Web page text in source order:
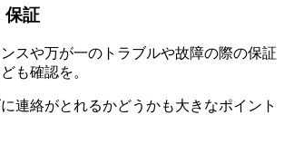
保証
スや万が一のトラブルや故障の際の保証
も確認を。
連絡がとれるかどうかも大きなポイント